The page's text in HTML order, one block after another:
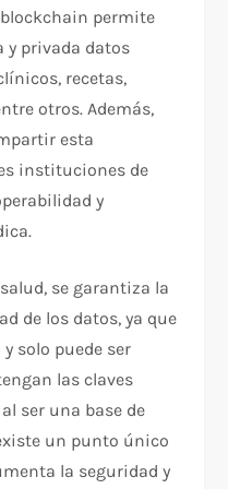
permite
y privada datos
recetas,
otros. Además,
esta
instituciones de
y
se garantiza la
de los datos, ya que
solo puede ser
las claves
ser una base de
un punto único
la seguridad y